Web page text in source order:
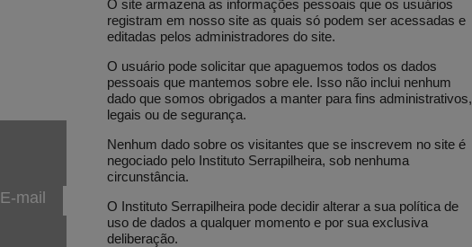
Subscribe to our newsletter
E-mail
O site armazena as informações pessoais que os usuários
registram em nosso site as quais só podem ser acessadas e
editadas pelos administradores do site.
O usuário pode solicitar que apaguemos todos os dados
pessoais que mantemos sobre ele. Isso não inclui nenhum
dado que somos obrigados a manter para fins administrativos,
legais ou de segurança.
Nenhum dado sobre os visitantes que se inscrevem no site é
negociado pelo Instituto Serrapilheira, sob nenhuma
circunstância.
O Instituto Serrapilheira pode decidir alterar a sua política de
uso de dados a qualquer momento e por sua exclusiva
deliberação.